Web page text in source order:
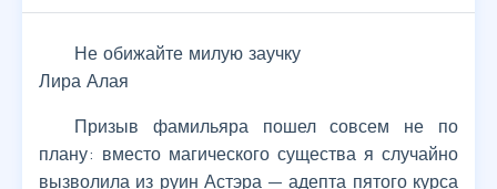
Не обижайте милую заучку
Лира Алая
Призыв фамильяра пошел совсем не по
плану: вместо магического существа я случайно
вызволила из руин Астэра — адепта пятого курса